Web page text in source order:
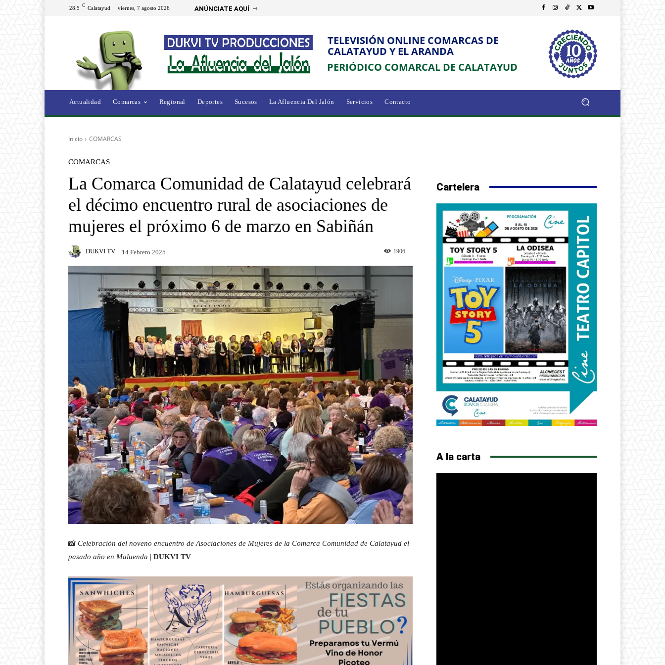
28.5 C Calatayud viernes, 7 agosto 2026 ANÚNCIATE AQUÍ
TELEVISIÓN ONLINE COMARCAS DE
CALATAYUD Y EL ARANDA
PERIÓDICO COMARCAL DE CALATAYUD
Actualidad Comarcas Regional Deportes Sucesos La Afluencia Del Jalón Servicios Contacto
Inicio COMARCAS
COMARCAS
La Comarca Comunidad de Calatayud celebrará
el décimo encuentro rural de asociaciones de
mujeres el próximo 6 de marzo en Sabiñán
DUKVI TV 14 Febrero 2025 1906
📸 Celebración del noveno encuentro de Asociaciones de Mujeres de la Comarca Comunidad de Calatayud el
pasado año en Maluenda | DUKVI TV
Cartelera
A la carta